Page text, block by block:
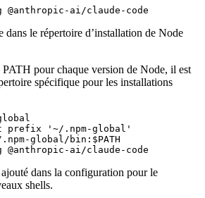
@anthropic-ai/claude-code
dans le répertoire d’installation de Node
pour chaque version de Node, il est
spécifique pour les installations
prefix ' ~/.npm-global '
. npm-global / bin : $PATH
@anthropic-ai/claude-code
dans la configuration pour le
shells.